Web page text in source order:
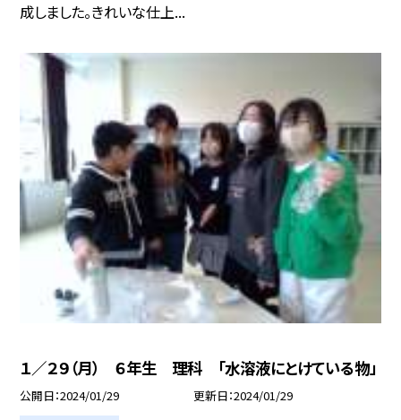
成しました。きれいな仕上...
１／２９（月） ６年生 理科 「水溶液にとけている物」
公開日 2024/01/29 更新日 2024/01/29